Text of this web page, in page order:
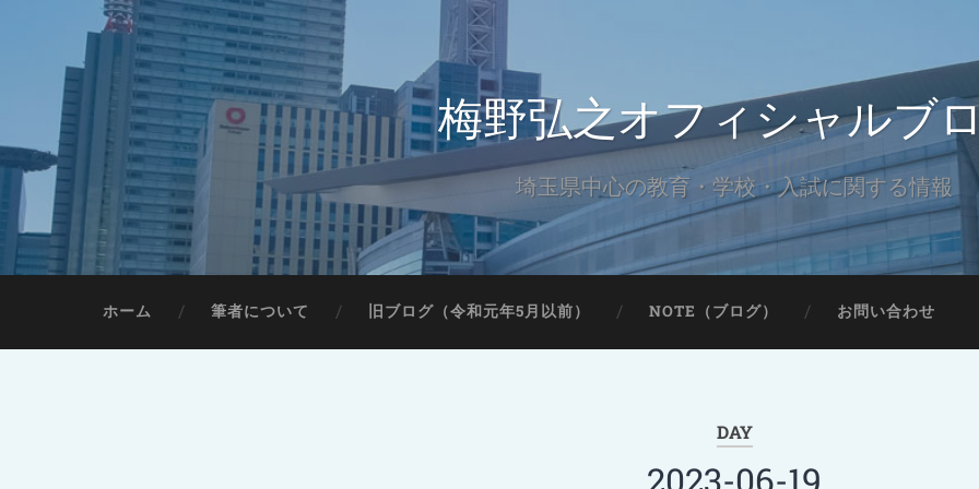
梅野弘之オフィシャルブ
埼玉県中心の教育・学校・入試に関する情報
ホーム 筆者について 旧ブログ（令和元年5月以前） NOTE（ブログ） お問い合わせ
DAY